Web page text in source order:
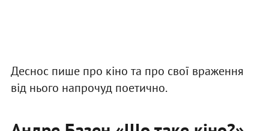
Деснос пише про кіно та про свої враження
від нього напрочуд поетично.